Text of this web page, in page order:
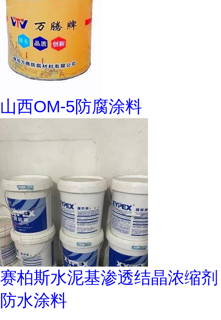
山西OM-5防腐涂料
赛柏斯水泥基渗透结晶浓缩剂
防水涂料